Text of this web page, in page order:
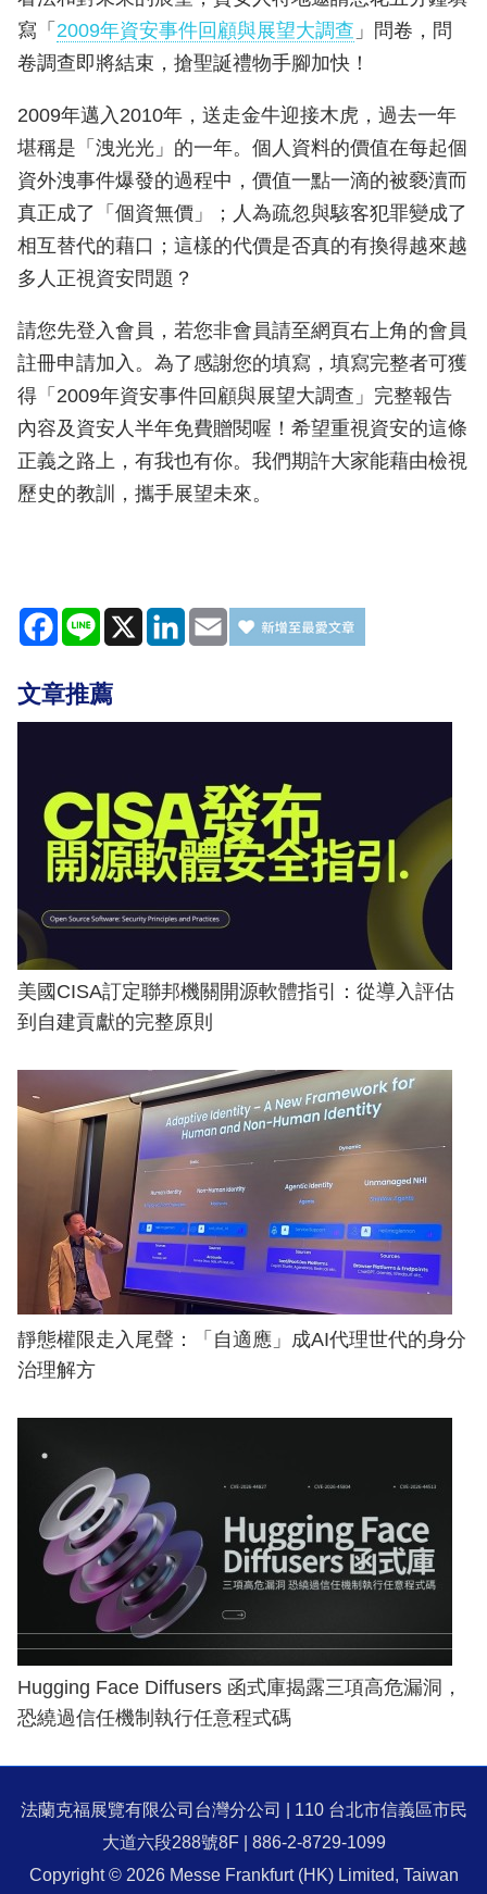
寫「 2009年資安事件回顧與展望大調查 」問卷，問
卷調查即將結束，搶聖誕禮物手腳加快！
2009年邁入2010年，送走金牛迎接木虎，過去一年
堪稱是「洩光光」的一年。個人資料的價值在每起個
資外洩事件爆發的過程中，價值一點一滴的被褻瀆而
真正成了「個資無價」；人為疏忽與駭客犯罪變成了
相互替代的藉口；這樣的代價是否真的有換得越來越
多人正視資安問題？
請您先登入會員，若您非會員請至網頁右上角的會員
註冊申請加入。為了感謝您的填寫，填寫完整者可獲
得「2009年資安事件回顧與展望大調查」完整報告
內容及資安人半年免費贈閱喔！希望重視資安的這條
正義之路上，有我也有你。我們期許大家能藉由檢視
歷史的教訓，攜手展望未來。
Facebook
Line X LinkedIn
Email
文章推薦
美國CISA訂定聯邦機關開源軟體指引：從導入評估
到自建貢獻的完整原則
靜態權限走入尾聲：「自適應」成AI代理世代的身分
治理解方
Hugging Face Diffusers 函式庫揭露三項高危漏洞，
恐繞過信任機制執行任意程式碼
法蘭克福展覽有限公司台灣分公司 | 110 台北市信義區市民
大道六段288號8F | 886-2-8729-1099
Copyright © 2026 Messe Frankfurt (HK) Limited, Taiwan